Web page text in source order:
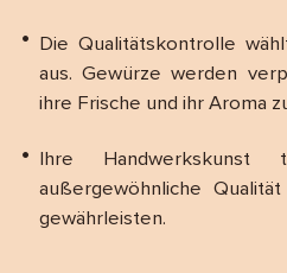
Die Qualitätskontrolle
aus. Gewürze werden
ihre Frische und ihr Aroma
Ihre
außergewöhnliche
gewährleisten.